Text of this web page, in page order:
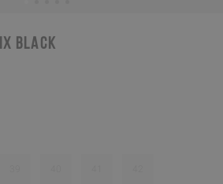
black